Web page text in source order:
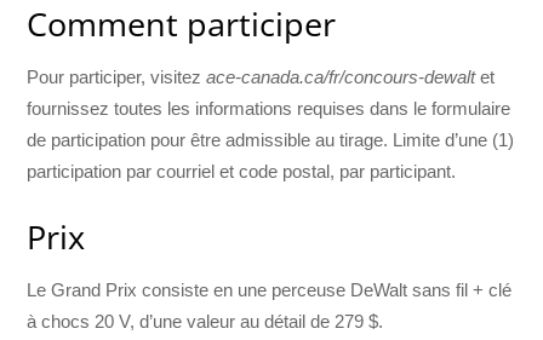
Comment participer
Pour participer, visitezace-canada.ca/fr/concours-dewaltet
fournissez toutes les informations requises dans le formulaire
de participation pour être admissible au tirage. Limite d’une (1)
participation par courriel et code postal, par participant.
Prix
Le Grand Prix consiste en une perceuse DeWalt sans fil + clé
à chocs 20 V, d’une valeur au détail de 279 $.